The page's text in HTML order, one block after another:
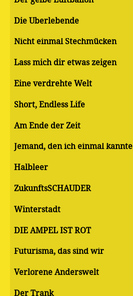
Die Überlebende
Nicht einmal Stechmücken
Lass mich dir etwas zeigen
Eine verdrehte Welt
Short, Endless Life
Am Ende der Zeit
Jemand, den ich einmal kannte
Halbleer
ZukunftsSCHAUDER
Winterstadt
DIE AMPEL IST ROT
Futurisma, das sind wir
Verlorene Anderswelt
Der Trank